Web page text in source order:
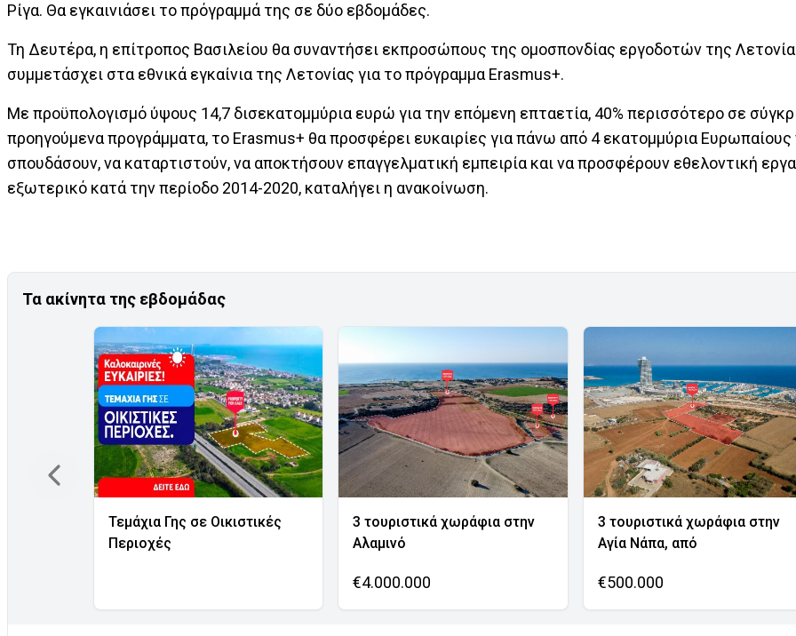
Ρίγα. Θα εγκαινιάσει το πρόγραμμά της σε δύο εβδομάδες.
Τη Δευτέρα, η επίτροπος Βασιλείου θα συναντήσει εκπροσώπους της ομοσπονδίας εργοδοτών της
συμμετάσχει στα εθνικά εγκαίνια της Λετονίας για το πρόγραμμα Erasmus+.
Με προϋπολογισμό ύψους 14,7 δισεκατομμύρια ευρώ για την επόμενη επταετία, 40% περισσότερο σε
προηγούμενα προγράμματα, το Erasmus+ θα προσφέρει ευκαιρίες για πάνω από 4 εκατομμύρια Ευρωπαίους
σπουδάσουν, να καταρτιστούν, να αποκτήσουν επαγγελματική εμπειρία και να προσφέρουν εθελοντική
εξωτερικό κατά την περίοδο 2014-2020, καταλήγει η ανακοίνωση.
Τα ακίνητα της εβδομάδας
Τεμάχια Γης σε Οικιστικές
Περιοχές
3 τουριστικά χωράφια στην
Αλαμινό
€4.000.000
3 τουριστικά χωράφια στην
Αγία Νάπα, από
€500.000